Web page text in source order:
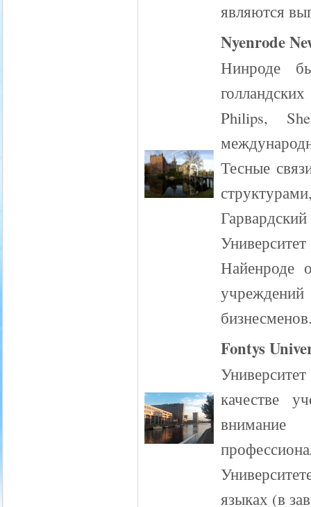
являются
Nyenrode
Нинроде
Philips,
Тесные
Найенроде
Fontys
качестве
внимание
языках (в